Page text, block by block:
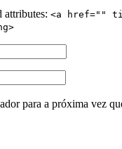
attributes: <a href=""
para a próxima vez